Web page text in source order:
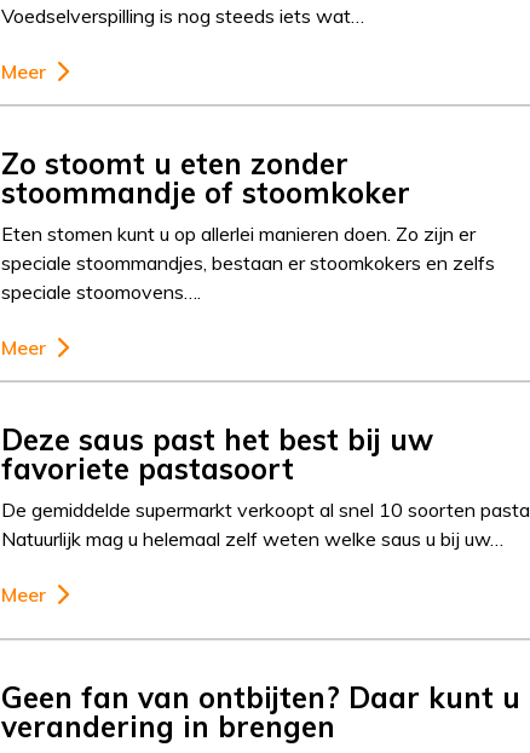
Voedselverspilling is nog steeds iets wat…
Meer
Zo stoomt u eten zonder
stoommandje of stoomkoker
Eten stomen kunt u op allerlei manieren doen. Zo zijn er
speciale stoommandjes, bestaan er stoomkokers en zelfs
speciale stoomovens….
Meer
Deze saus past het best bij uw
favoriete pastasoort
De gemiddelde supermarkt verkoopt al snel 10 soorten pasta.
Natuurlijk mag u helemaal zelf weten welke saus u bij uw…
Meer
Geen fan van ontbijten? Daar kunt u
verandering in brengen